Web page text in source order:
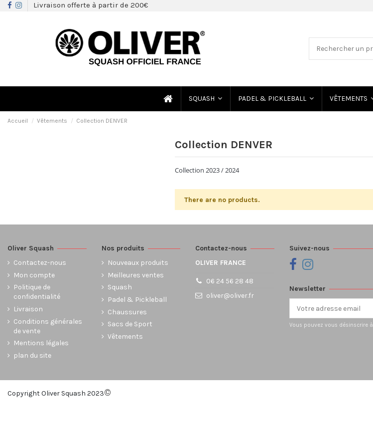
Livraison offerte à partir de 200€
SQUASH PADEL & PICKLEBALL VÊTEMENTS
Accueil Vêtements Collection DENVER
Collection DENVER
Collection 2023 / 2024
There are no products.
Oliver Squash
Contactez-nous
Mon compte
Politique de
confidentialité
Livraison
Conditions générales
de vente
Mentions légales
plan du site
Nos produits
Nouveaux produits
Meilleures ventes
Squash
Padel & Pickleball
Chaussures
Sacs de Sport
Vêtements
Contactez-nous
OLIVER FRANCE
06 24 56 28 48
oliver@oliver.fr
Suivez-nous
Newsletter
Vous pouvez vous désinscrire
Copyright Oliver Squash 2023©